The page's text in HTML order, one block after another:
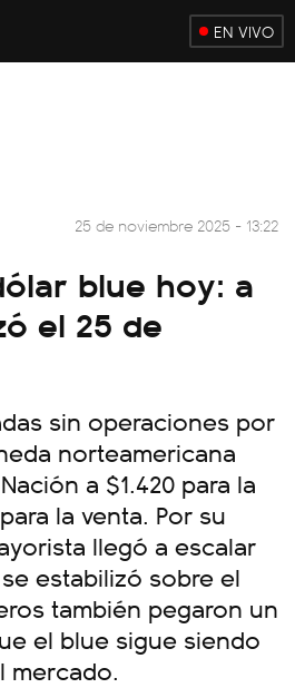
EN VIVO
25 de noviembre 2025 - 13:22
blue hoy: a
el 25 de
sin operaciones por
norteamericana
a $1.420 para la
la venta. Por su
llegó a escalar
estabilizó sobre el
también pegaron un
el blue sigue siendo
mercado.